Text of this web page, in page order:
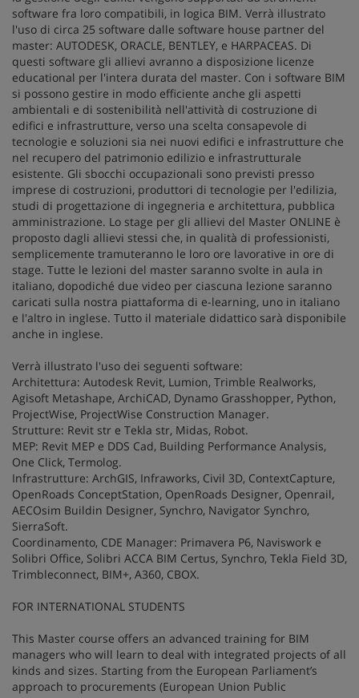
software fra loro compatibili, in logica BIM. Verrà illustrato
l'uso di circa 25 software dalle software house partner del
master: AUTODESK, ORACLE, BENTLEY, e HARPACEAS. Di
questi software gli allievi avranno a disposizione licenze
educational per l'intera durata del master. Con i software BIM
si possono gestire in modo efficiente anche gli aspetti
ambientali e di sostenibilità nell'attività di costruzione di
edifici e infrastrutture, verso una scelta consapevole di
tecnologie e soluzioni sia nei nuovi edifici e infrastrutture che
nel recupero del patrimonio edilizio e infrastrutturale
esistente. Gli sbocchi occupazionali sono previsti presso
imprese di costruzioni, produttori di tecnologie per l'edilizia,
studi di progettazione di ingegneria e architettura, pubblica
amministrazione. Lo stage per gli allievi del Master ONLINE è
proposto dagli allievi stessi che, in qualità di professionisti,
semplicemente tramuteranno le loro ore lavorative in ore di
stage. Tutte le lezioni del master saranno svolte in aula in
italiano, dopodiché due video per ciascuna lezione saranno
caricati sulla nostra piattaforma di e-learning, uno in italiano
e l'altro in inglese. Tutto il materiale didattico sarà disponibile
anche in inglese.
Verrà illustrato l'uso dei seguenti software:
Architettura: Autodesk Revit, Lumion, Trimble Realworks,
Agisoft Metashape, ArchiCAD, Dynamo Grasshopper, Python,
ProjectWise, ProjectWise Construction Manager.
Strutture: Revit str e Tekla str, Midas, Robot.
MEP: Revit MEP e DDS Cad, Building Performance Analysis,
One Click, Termolog.
Infrastrutture: ArchGIS, Infraworks, Civil 3D, ContextCapture,
OpenRoads ConceptStation, OpenRoads Designer, Openrail,
AECOsim Buildin Designer, Synchro, Navigator Synchro,
SierraSoft.
Coordinamento, CDE Manager: Primavera P6, Naviswork e
Solibri Office, Solibri ACCA BIM Certus, Synchro, Tekla Field 3D,
Trimbleconnect, BIM+, A360, CBOX.
FOR INTERNATIONAL STUDENTS
This Master course offers an advanced training for BIM
managers who will learn to deal with integrated projects of all
kinds and sizes. Starting from the European Parliament’s
approach to procurements (European Union Public